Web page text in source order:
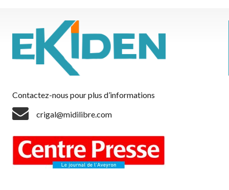
Contactez-nous pour plus d’informations
crigal@midilibre.com